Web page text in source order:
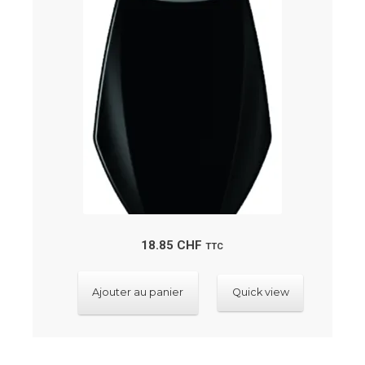
18.85 CHF TTC
Ajouter au panier Quick view